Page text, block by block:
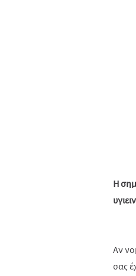
Η
Αν
σας